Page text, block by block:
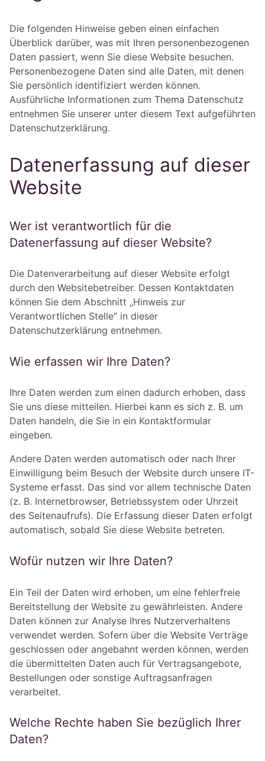
Die folgenden Hinweise geben einen einfachen
Überblick darüber, was mit Ihren personenbezogenen
Daten passiert, wenn Sie diese Website besuchen.
Personenbezogene Daten sind alle Daten, mit denen
Sie persönlich identifiziert werden können.
Ausführliche Informationen zum Thema Datenschutz
entnehmen Sie unserer unter diesem Text aufgeführten
Datenschutzerklärung.
Datenerfassung auf dieser
Website
Wer ist verantwortlich für die
Datenerfassung auf dieser Website?
Die Datenverarbeitung auf dieser Website erfolgt
durch den Websitebetreiber. Dessen Kontaktdaten
können Sie dem Abschnitt „Hinweis zur
Verantwortlichen Stelle“ in dieser
Datenschutzerklärung entnehmen.
Wie erfassen wir Ihre Daten?
Ihre Daten werden zum einen dadurch erhoben, dass
Sie uns diese mitteilen. Hierbei kann es sich z. B. um
Daten handeln, die Sie in ein Kontaktformular
eingeben.
Andere Daten werden automatisch oder nach Ihrer
Einwilligung beim Besuch der Website durch unsere IT-
Systeme erfasst. Das sind vor allem technische Daten
(z. B. Internetbrowser, Betriebssystem oder Uhrzeit
des Seitenaufrufs). Die Erfassung dieser Daten erfolgt
automatisch, sobald Sie diese Website betreten.
Wofür nutzen wir Ihre Daten?
Ein Teil der Daten wird erhoben, um eine fehlerfreie
Bereitstellung der Website zu gewährleisten. Andere
Daten können zur Analyse Ihres Nutzerverhaltens
verwendet werden. Sofern über die Website Verträge
geschlossen oder angebahnt werden können, werden
die übermittelten Daten auch für Vertragsangebote,
Bestellungen oder sonstige Auftragsanfragen
verarbeitet.
Welche Rechte haben Sie bezüglich Ihrer
Daten?